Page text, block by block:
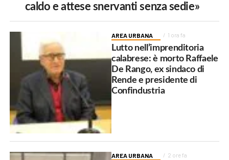
caldo e attese snervanti senza sedie»
AREA URBANA 1 ora fa
Lutto nell’imprenditoria
calabrese: è morto Raffaele
De Rango, ex sindaco di
Rende e presidente di
Confindustria
AREA URBANA 2 ore fa